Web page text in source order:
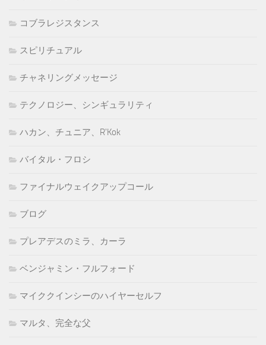
コブラレジスタンス
スピリチュアル
チャネリングメッセージ
テクノロジー、シンギュラリティ
ハカン、チュニア、R'Kok
バイタル・フロシ
ファイナルウェイクアップコール
ブログ
プレアデスのミラ、カーラ
ベンジャミン・フルフォード
マイククインシーのハイヤーセルフ
マルタ、完全な父